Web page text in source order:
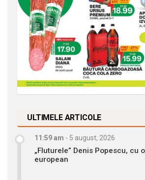
ULTIMELE ARTICOLE
11:59 am - 5 august, 2026
„Fluturele” Denis Popescu, cu
european